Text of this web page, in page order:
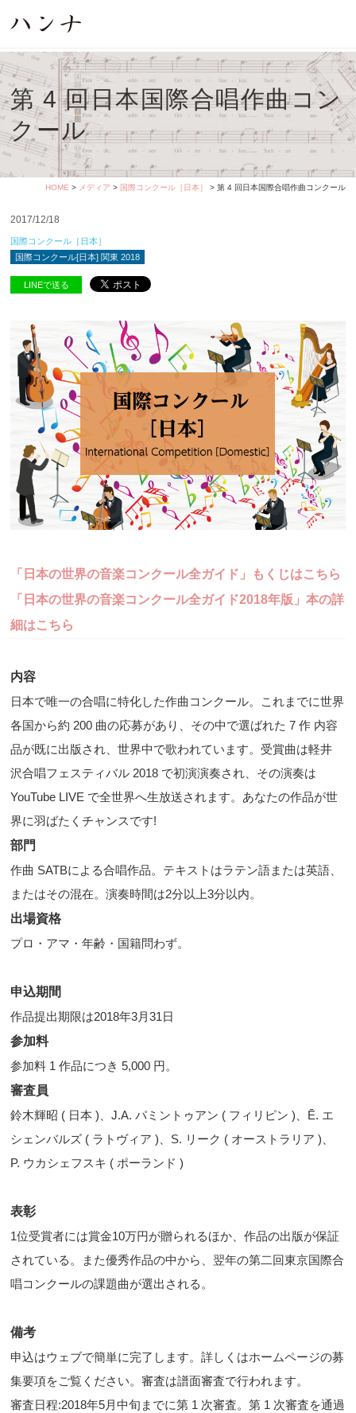
第 4 回日本国際合唱作曲コン
クール
HOME > メディア > 国際コンクール［日本］ > 第 4 回日本国際合唱作曲コンクール
2017/12/18
国際コンクール［日本］
国際コンクール[日本] 関東 2018
LINEで送る
「日本の世界の音楽コンクール全ガイド」もくじはこちら
「日本の世界の音楽コンクール全ガイド2018年版」本の詳
細はこちら
内容
日本で唯一の合唱に特化した作曲コンクール。これまでに世界
各国から約 200 曲の応募があり、その中で選ばれた 7 作 内容
品が既に出版され、世界中で歌われています。受賞曲は軽井
沢合唱フェスティバル 2018 で初演演奏され、その演奏は
YouTube LIVE で全世界へ生放送されます。あなたの作品が世
界に羽ばたくチャンスです!
部門
作曲 SATBによる合唱作品。テキストはラテン語または英語、
またはその混在。演奏時間は2分以上3分以内。
出場資格
プロ・アマ・年齢・国籍問わず。
申込期間
作品提出期限は2018年3月31日
参加料
参加料 1 作品につき 5,000 円。
審査員
鈴木輝昭 ( 日本 )、J.A. パミントゥアン ( フィリピン )、Ē. エ
シェンバルズ ( ラトヴィア )、S. リーク ( オーストラリア )、
P. ウカシェフスキ ( ポーランド )
表彰
1位受賞者には賞金10万円が贈られるほか、作品の出版が保証
されている。また優秀作品の中から、翌年の第二回東京国際合
唱コンクールの課題曲が選出される。
備考
申込はウェブで簡単に完了します。詳しくはホームページの募
集要項をご覧ください。審査は譜面審査で行われます。
審査日程:2018年5月中旬までに第 1 次審査。第 1 次審査を通過